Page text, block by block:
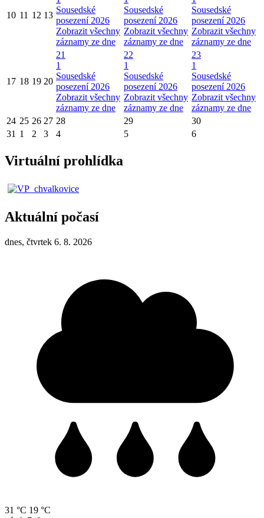
10 11 12 13
Sousedské
posezení 2026
Zobrazit všechny
záznamy ze dne
Sousedské
posezení 2026
Zobrazit všechny
záznamy ze dne
Sousedské
posezení 2026
Zobrazit všechny
záznamy ze dne
17 18 19 20
21
1
Sousedské
posezení 2026
Zobrazit všechny
záznamy ze dne
22
1
Sousedské
posezení 2026
Zobrazit všechny
záznamy ze dne
23
1
Sousedské
posezení 2026
Zobrazit všechny
záznamy ze dne
24 25 26 27 28 29
30
31 1 2 3 4 5 6
Virtuální prohlídka
Aktuální počasí
dnes, čtvrtek 6. 8. 2026
31 °C 19 °C